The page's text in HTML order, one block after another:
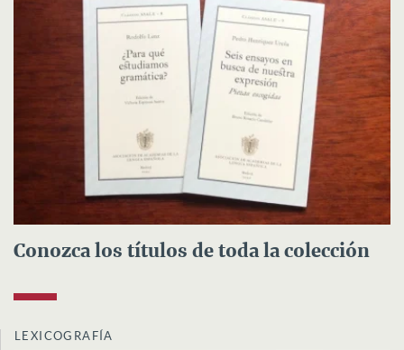
Conozca los títulos de toda la colección
LEXICOGRAFÍA